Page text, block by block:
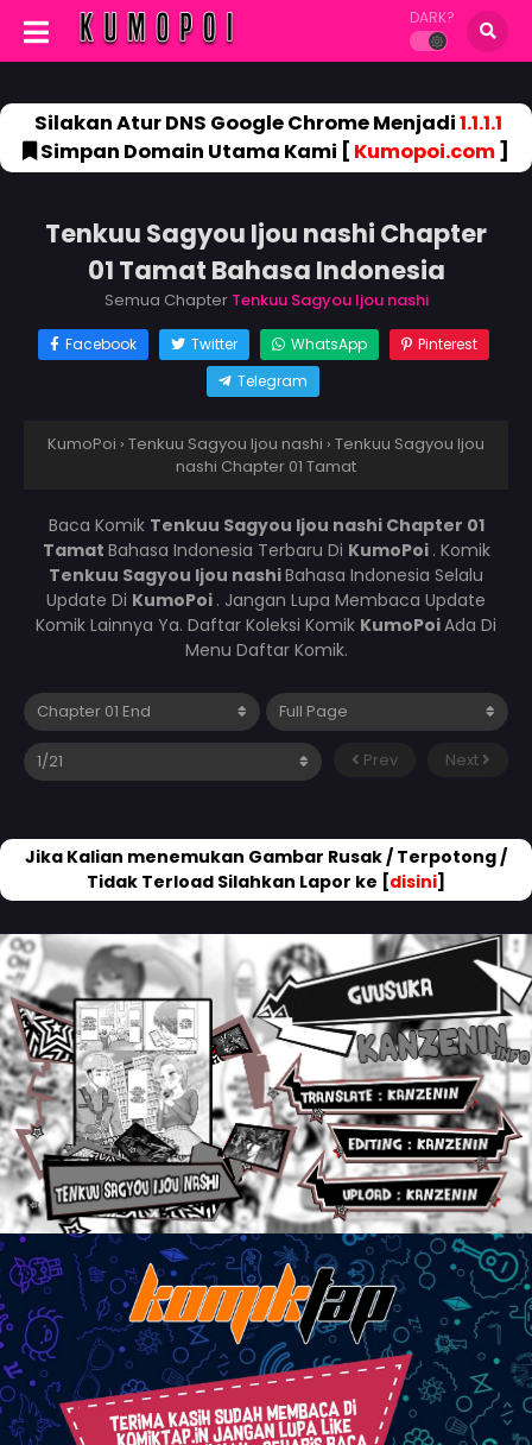
DARK?
Silakan Atur DNS Google Chrome Menjadi1.1.1.1
Simpan Domain Utama Kami [ Kumopoi.com]
Tenkuu Sagyou Ijou nashi Chapter
01 Tamat Bahasa Indonesia
Semua Chapter Tenkuu Sagyou Ijou nashi
Facebook Twitter WhatsApp
Pinterest
Telegram
KumoPoi › Tenkuu Sagyou Ijou nashi › Tenkuu Sagyou Ijou
nashi Chapter 01 Tamat
Baca Komik Tenkuu Sagyou Ijou nashi Chapter 01
Tamat Bahasa Indonesia Terbaru Di KumoPoi . Komik
Tenkuu Sagyou Ijou nashiBahasa Indonesia Selalu
Update Di KumoPoi . Jangan Lupa Membaca Update
Komik Lainnya Ya. Daftar Koleksi Komik KumoPoiAda Di
Menu Daftar Komik.
Prev Next
Jika Kalian menemukan Gambar Rusak / Terpotong /
Tidak Terload Silahkan Lapor ke [disini]